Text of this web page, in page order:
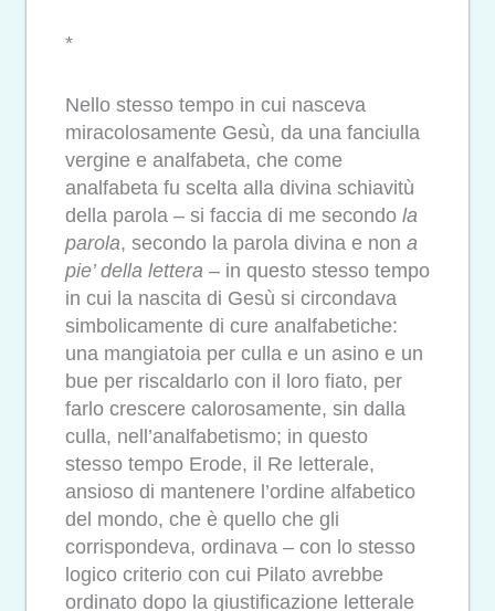
*
Nello stesso tempo in cui nasceva
miracolosamente Gesù, da una fanciulla
vergine e analfabeta, che come
analfabeta fu scelta alla divina schiavitù
della parola – si faccia di me secondo la
parola, secondo la parola divina e non a
pie’ della lettera – in questo stesso tempo
in cui la nascita di Gesù si circondava
simbolicamente di cure analfabetiche:
una mangiatoia per culla e un asino e un
bue per riscaldarlo con il loro fiato, per
farlo crescere calorosamente, sin dalla
culla, nell’analfabetismo; in questo
stesso tempo Erode, il Re letterale,
ansioso di mantenere l’ordine alfabetico
del mondo, che è quello che gli
corrispondeva, ordinava – con lo stesso
logico criterio con cui Pilato avrebbe
ordinato dopo la giustificazione letterale